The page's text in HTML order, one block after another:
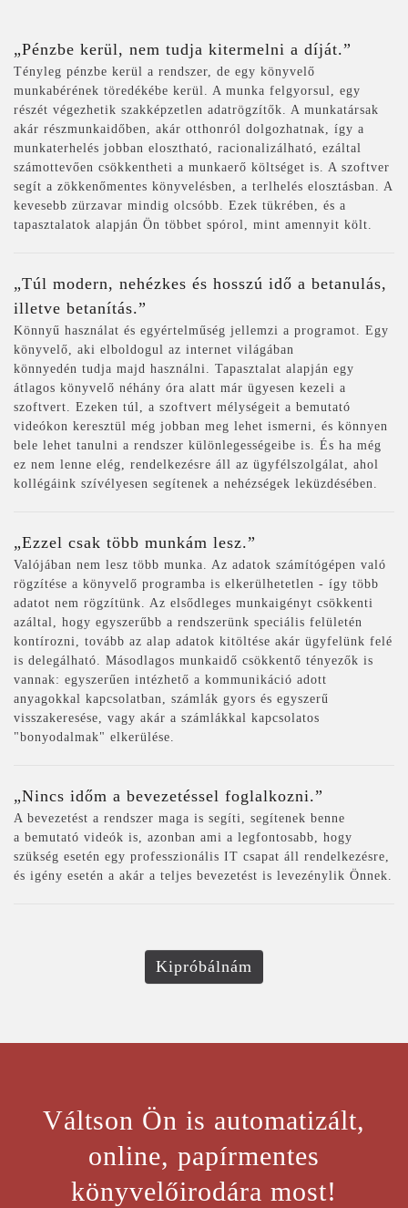
„Pénzbe kerül, nem tudja kitermelni a díját.”
Tényleg pénzbe kerül a rendszer, de egy könyvelő
munkabérének töredékébe kerül. A munka felgyorsul, egy
részét végezhetik szakképzetlen adatrögzítők. A munkatársak
akár részmunkaidőben, akár otthonról dolgozhatnak, így a
munkaterhelés jobban elosztható, racionalizálható, ezáltal
számottevően csökkentheti a munkaerő költséget is. A szoftver
segít a zökkenőmentes könyvelésben, a terlhelés elosztásban. A
kevesebb zürzavar mindig olcsóbb. Ezek tükrében, és a
tapasztalatok alapján Ön többet spórol, mint amennyit költ.
„Túl modern, nehézkes és hosszú idő a betanulás,
illetve betanítás.”
Könnyű használat és egyértelműség jellemzi a programot. Egy
könyvelő, aki elboldogul az internet világában
könnyedén tudja majd használni. Tapasztalat alapján egy
átlagos könyvelő néhány óra alatt már ügyesen kezeli a
szoftvert. Ezeken túl, a szoftvert mélységeit a bemutató
videókon keresztül még jobban meg lehet ismerni, és könnyen
bele lehet tanulni a rendszer különlegességeibe is. És ha még
ez nem lenne elég, rendelkezésre áll az ügyfélszolgálat, ahol
kollégáink szívélyesen segítenek a nehézségek leküzdésében.
„Ezzel csak több munkám lesz.”
Valójában nem lesz több munka. Az adatok számítógépen való
rögzítése a könyvelő programba is elkerülhetetlen - így több
adatot nem rögzítünk. Az elsődleges munkaigényt csökkenti
azáltal, hogy egyszerűbb a rendszerünk speciális felületén
kontírozni, tovább az alap adatok kitöltése akár ügyfelünk felé
is delegálható. Másodlagos munkaidő csökkentő tényezők is
vannak: egyszerűen intézhető a kommunikáció adott
anyagokkal kapcsolatban, számlák gyors és egyszerű
visszakeresése, vagy akár a számlákkal kapcsolatos
"bonyodalmak" elkerülése.
„Nincs időm a bevezetéssel foglalkozni.”
A bevezetést a rendszer maga is segíti, segítenek benne
a bemutató videók is, azonban ami a legfontosabb, hogy
szükség esetén egy professzionális IT csapat áll rendelkezésre,
és igény esetén a akár a teljes bevezetést is levezénylik Önnek.
Kipróbálnám
Váltson Ön is automatizált,
online, papírmentes
könyvelőirodára most!